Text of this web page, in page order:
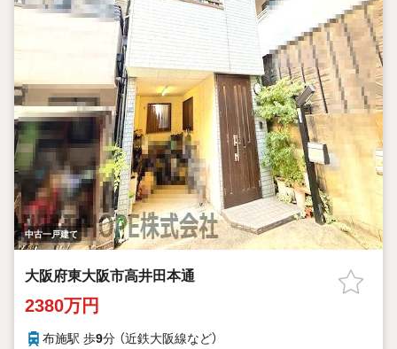
中古一戸建て
大阪府東大阪市高井田本通
2380万円
布施駅 歩9分 （近鉄大阪線など）